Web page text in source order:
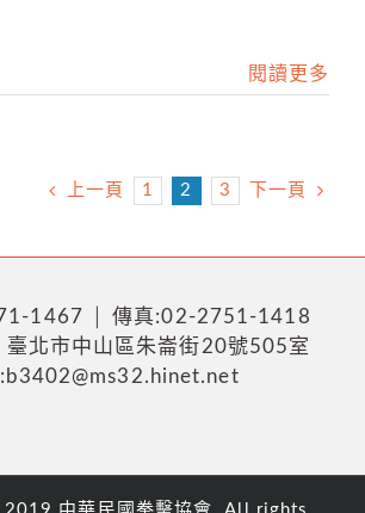
閱讀更多
上一頁 1 2 3 下一頁
1467 │ 傳真:02-2751-1418
北市中山區朱崙街20號505室